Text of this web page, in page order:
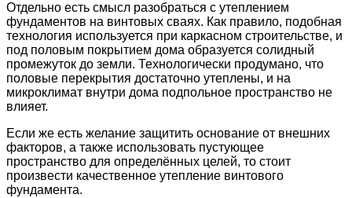
Отдельно есть смысл разобраться с утеплением
фундаментов на винтовых сваях. Как правило, подобная
технология используется при каркасном строительстве, и
под половым покрытием дома образуется солидный
промежуток до земли. Технологически продумано, что
половые перекрытия достаточно утеплены, и на
микроклимат внутри дома подпольное пространство не
влияет.
Если же есть желание защитить основание от внешних
факторов, а также использовать пустующее
пространство для определённых целей, то стоит
произвести качественное утепление винтового
фундамента.